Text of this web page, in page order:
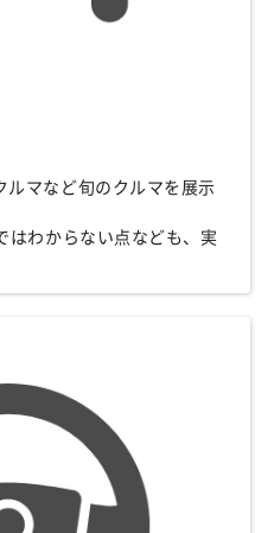
ルマなど旬のクルマを展示
はわからない点なども、実